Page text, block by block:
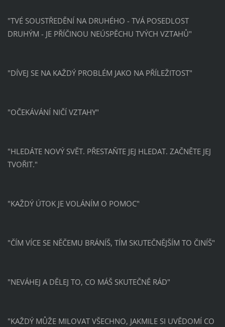
"TVÉ SOUSTŘEDĚNÍ NA DRUHÉHO - TVÁ POSEDLOST
DRUHÝM - JE PŘÍČINOU NEÚSPĚCHU TVÝCH VZTAHŮ"
"DÍVEJ SE NA KAŽDÝ PROBLÉM JAKO NA PŘÍLEŽITOST"
"OČEKÁVÁNÍ NIČÍ VZTAHY"
"HLEDÁTE NOVÝ SVĚT. PŘESTAŇTE JEJ HLEDAT. ZAČNĚTE JEJ
TVOŘIT."
"KAŽDÝ ÚTOK JE VOLÁNÍM O POMOC"
"ČÍM VÍCE SE NĚČEMU BRÁNÍŠ, TÍM SKUTEČNĚJŠÍM TO ČINÍŠ"
"NEVÁHEJ A DĚLEJ TO, CO MÁŠ SKUTEČNĚ RÁD"
"KAŽDÝ MŮŽE MILOVAT VŠECHNO, JAKMILE SI UVĚDOMÍ CO